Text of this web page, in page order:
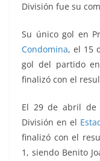
División fue su
Su único gol en
Condomina, el 15
gol del partido
finalizó con el
El 29 de abril de
División en el
finalizó con el
1, siendo Benito